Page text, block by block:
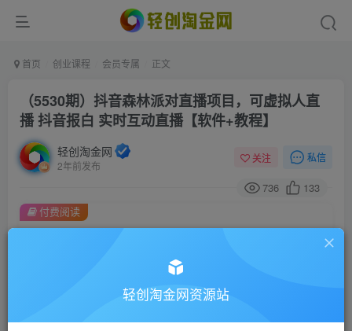
首页 创业课程 会员专属 正文
（5530期）抖音森林派对直播项目，可虚拟人直
播 抖音报白 实时互动直播【软件+教程】
轻创淘金网
2年前发布
关注 私信
736 133
会员专属资源
付费阅读
轻创淘金网资源站